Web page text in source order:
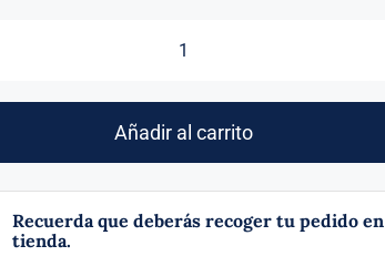
TRACA
NIPONES
Añadir al carrito
Recuerda que deberás recoger tu pedido en
tienda.